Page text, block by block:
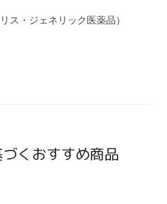
ス・ジェネリック医薬品）
くおすすめ商品